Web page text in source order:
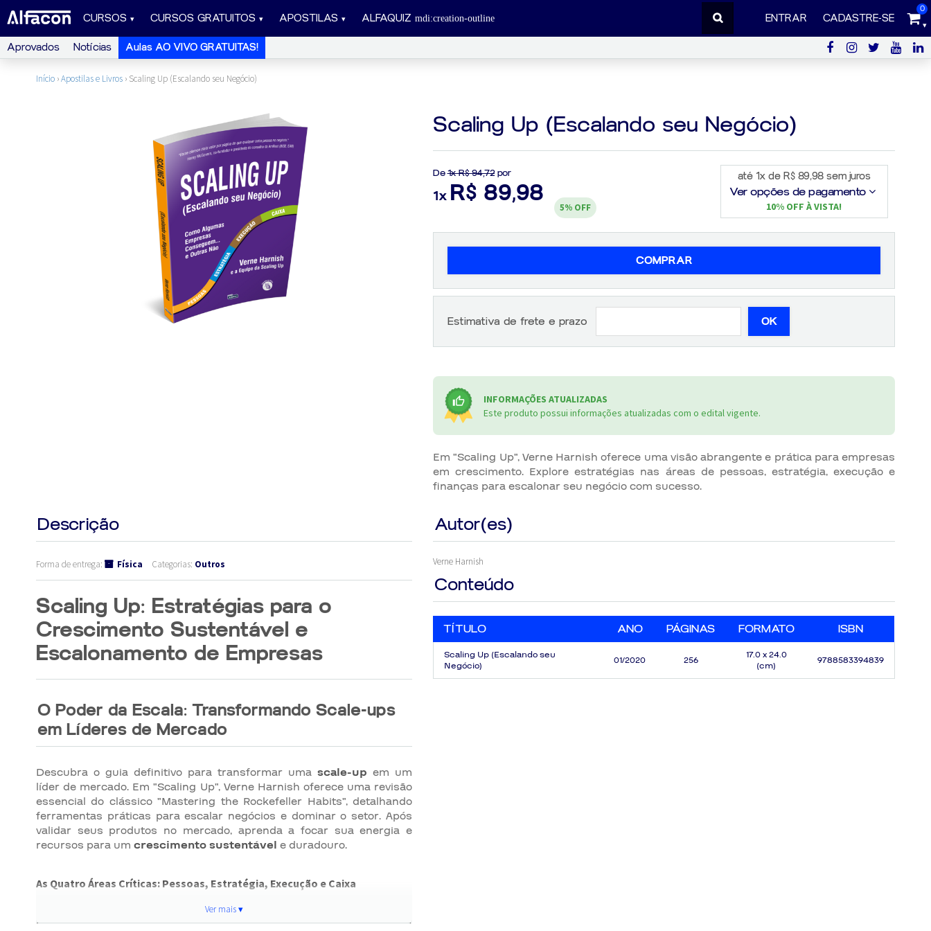
0
ENTRAR CADASTRE-SE
CURSOS CURSOS GRATUITOS APOSTILAS ALFAQUIZ
Aprovados Notícias Aulas AO VIVO GRATUITAS!
Início ›Apostilas e Livros › Scaling Up (Escalando seu Negócio)
Scaling Up (Escalando seu Negócio)
De 1x R$ 94,72por
1x R$ 89,98
5% OFF
até 1x de R$ 89,98 sem juros
Ver opções de pagamento
10% OFF À VISTA!
COMPRAR
Estimativa de frete e prazo OK
INFORMAÇÕES ATUALIZADAS
Este produto possui informações atualizadas com o edital vigente.
Em "Scaling Up", Verne Harnish oferece uma visão abrangente e prática para empresas
em crescimento. Explore estratégias nas áreas de pessoas, estratégia, execução e
finanças para escalonar seu negócio com sucesso.
Descrição
Forma de entrega: Física Categorias: Outros
Scaling Up: Estratégias para o
Crescimento Sustentável e
Escalonamento de Empresas
O Poder da Escala: Transformando Scale-ups
em Líderes de Mercado
Descubra o guia definitivo para transformar uma scale-up em um
líder de mercado. Em "Scaling Up", Verne Harnish oferece uma revisão
essencial do clássico "Mastering the Rockefeller Habits", detalhando
ferramentas práticas para escalar negócios e dominar o setor. Após
validar seus produtos no mercado, aprenda a focar sua energia e
recursos para um crescimento sustentável e duradouro.
As Quatro Áreas Críticas: Pessoas, Estratégia, Execução e Caixa
Este livro se concentra nas quatro áreas cruciais que determinam o
sucesso de qualquer empresa:Pessoas, Estratégia, Execução e
Ver mais ▾
Autor(es)
Verne Harnish
Conteúdo
TÍTULO ANO PÁGINAS FORMATO ISBN
Scaling Up (Escalando seu
Negócio)
01/2020 256
17.0 x 24.0
(cm)
9788583394839